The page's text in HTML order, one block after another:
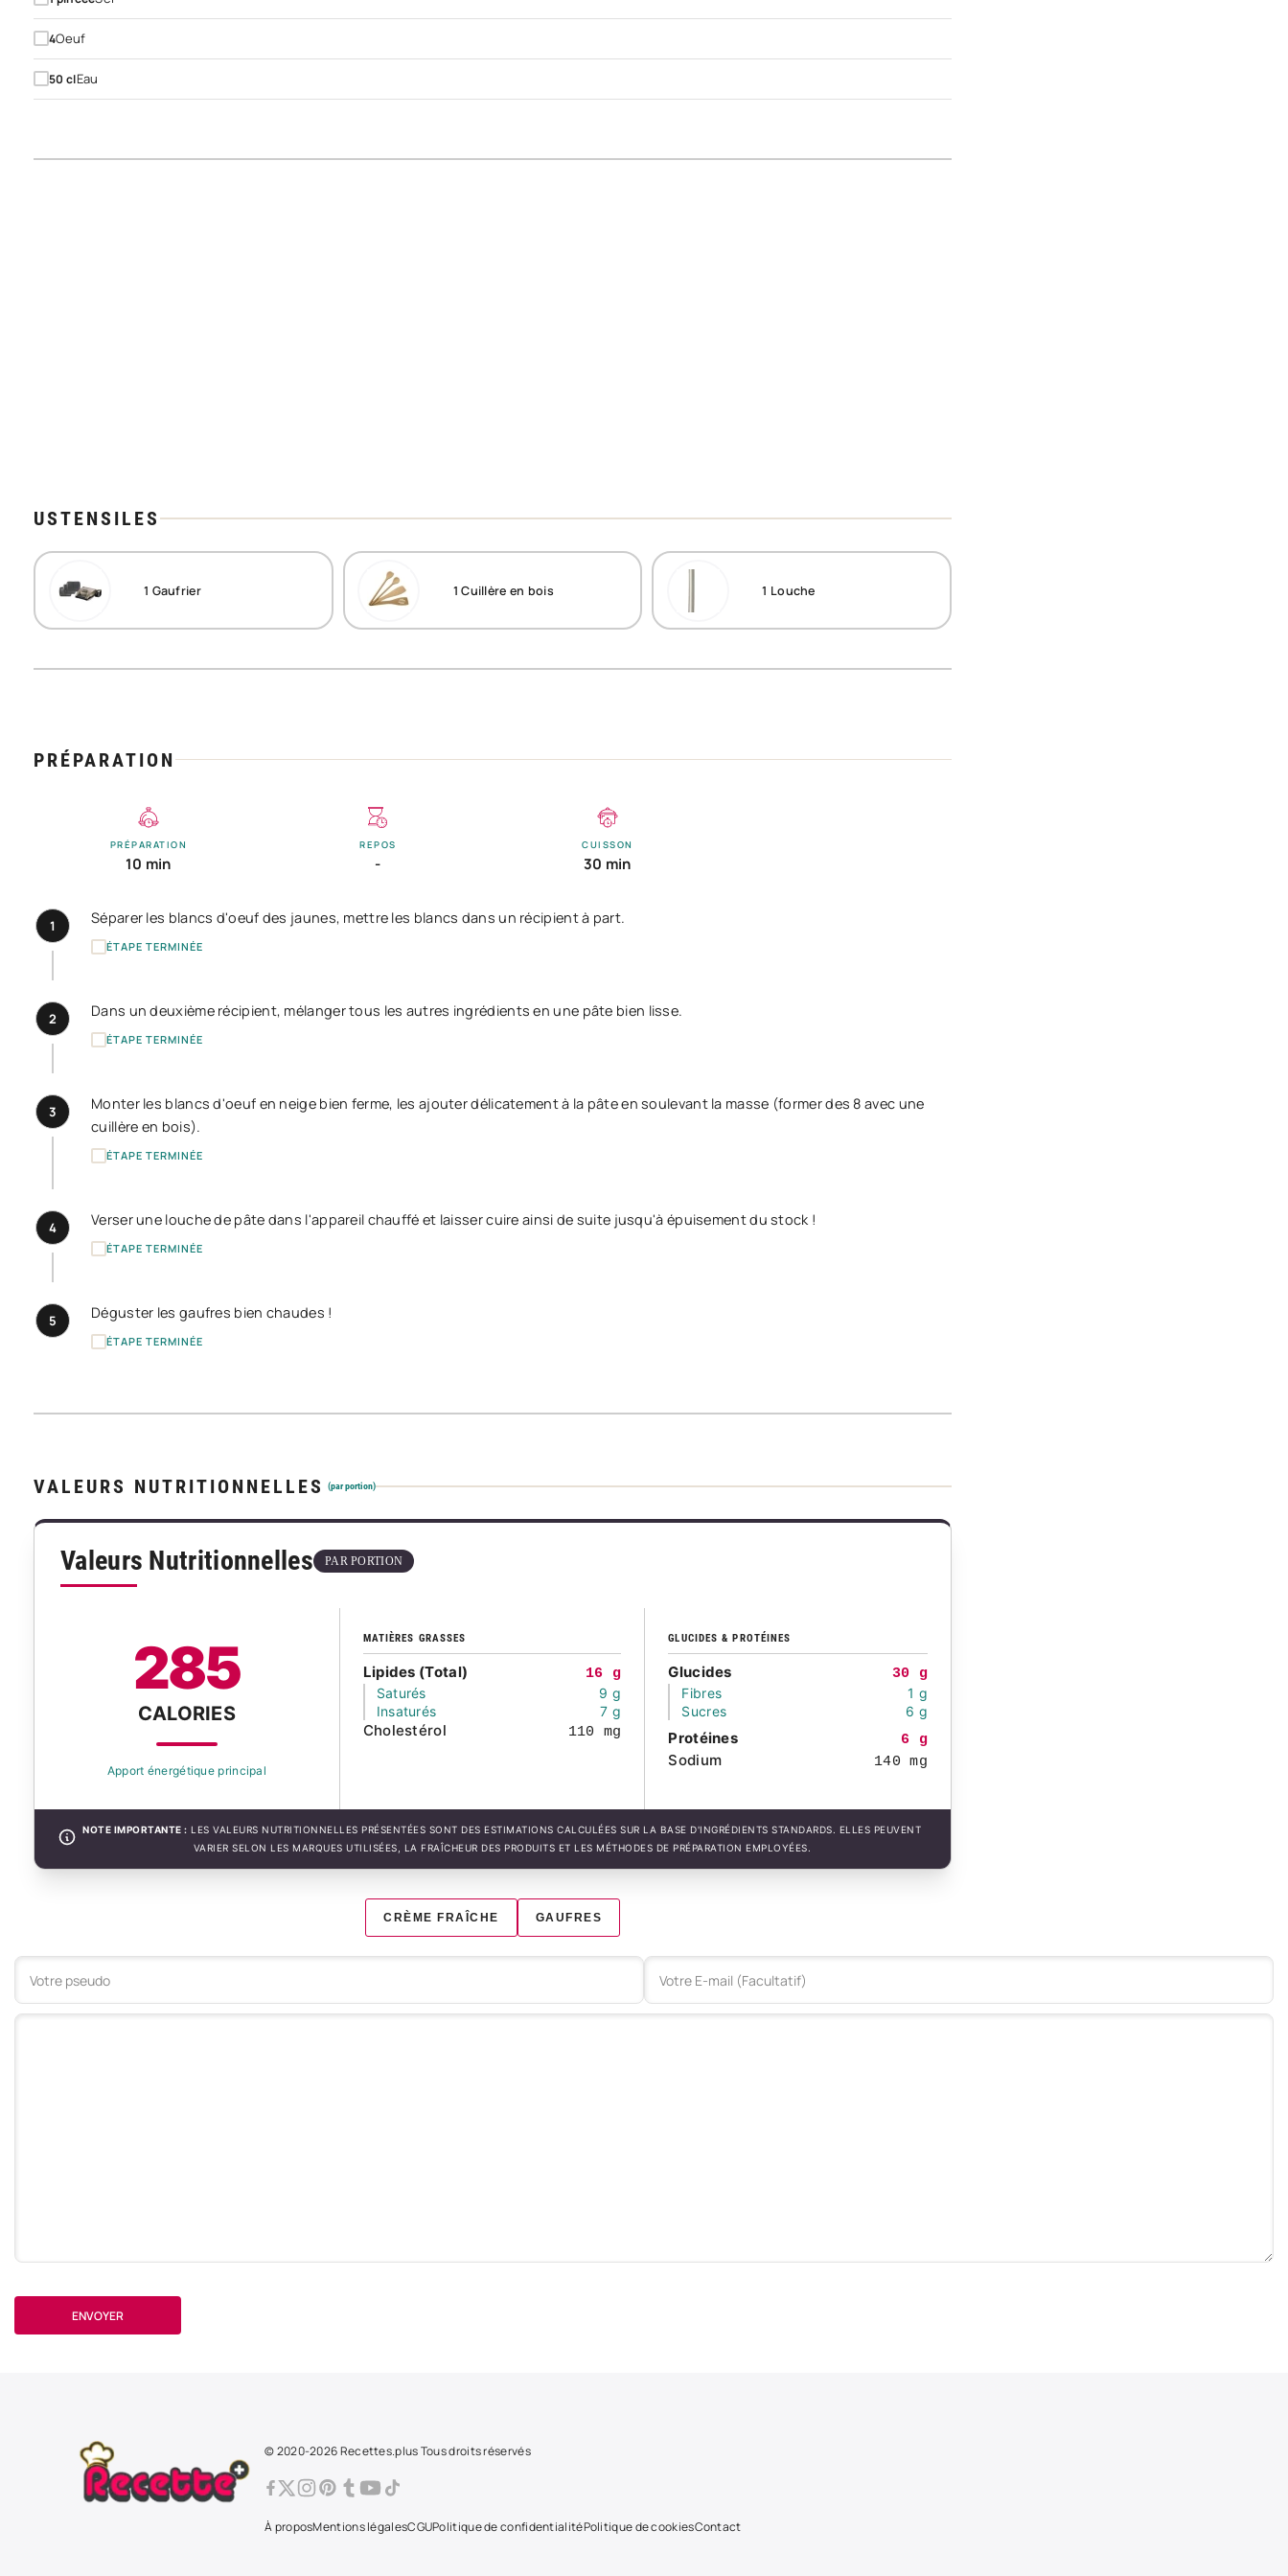
4Oeuf
50 clEau
USTENSILES
1 Gaufrier 1 Cuillère en bois 1 Louche
PRÉPARATION
PRÉPARATION
10 min
REPOS
-
CUISSON
30 min
1 Séparer les blancs d'oeuf des jaunes, mettre les blancs dans un récipient à part.
ÉTAPE TERMINÉE
2 Dans un deuxième récipient, mélanger tous les autres ingrédients en une pâte bien lisse.
ÉTAPE TERMINÉE
3
Monter les blancs d'oeuf en neige bien ferme, les ajouter délicatement à la pâte en soulevant la masse (former des 8 avec une
cuillère en bois).
ÉTAPE TERMINÉE
4 Verser une louche de pâte dans l'appareil chauffé et laisser cuire ainsi de suite jusqu'à épuisement du stock !
ÉTAPE TERMINÉE
5 Déguster les gaufres bien chaudes !
ÉTAPE TERMINÉE
VALEURS NUTRITIONNELLES (par portion)
Valeurs Nutritionnelles PAR PORTION
285
CALORIES
Apport énergétique principal
MATIÈRES GRASSES
Lipides (Total)
16 g
Saturés
9 g
Insaturés
7 g
Cholestérol 110 mg
GLUCIDES & PROTÉINES
Glucides
30 g
Fibres
1 g
Sucres
6 g
Protéines 6 g
Sodium 140 mg
NOTE IMPORTANTE : LES VALEURS NUTRITIONNELLES PRÉSENTÉES SONT DES ESTIMATIONS CALCULÉES SUR LA BASE D'INGRÉDIENTS STANDARDS. ELLES PEUVENT
VARIER SELON LES MARQUES UTILISÉES, LA FRAÎCHEUR DES PRODUITS ET LES MÉTHODES DE PRÉPARATION EMPLOYÉES.
CRÈME FRAÎCHE GAUFRES
Votre commentaire
ENVOYER
© 2020-2026 Recettes.plus Tous droits réservés
À proposMentions légalesCGUPolitique de confidentialitéPolitique de cookiesContact